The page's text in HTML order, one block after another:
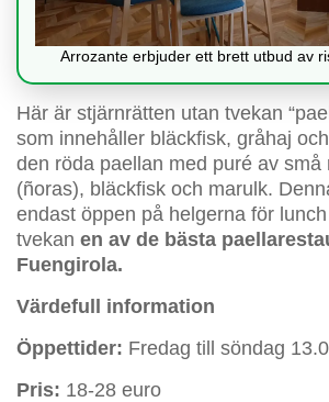
Arrozante erbjuder ett brett utbud av
Här är stjärnrätten utan tvekan
som innehåller bläckfisk, gråhaj
den röda paellan med puré av små
(ñoras), bläckfisk och marulk.
endast öppen på helgerna för
tvekan en av de bästa
Fuengirola.
Värdefull information
Öppettider: Fredag till söndag
Pris: 18-28 euro